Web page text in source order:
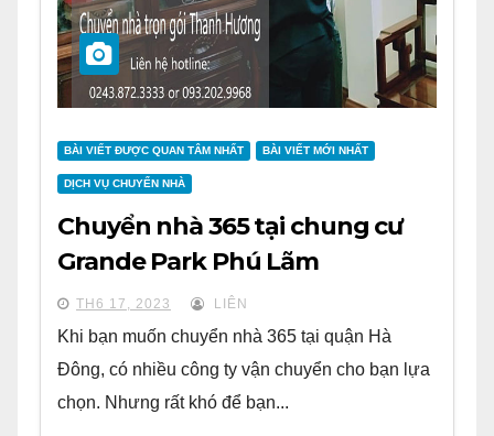
BÀI VIẾT ĐƯỢC QUAN TÂM NHẤT BÀI VIẾT MỚI NHẤT
DỊCH VỤ CHUYỂN NHÀ
Chuyển nhà 365 tại chung cư
Grande Park Phú Lãm
TH6 17, 2023 LIÊN
Khi bạn muốn chuyển nhà 365 tại quận Hà
Đông, có nhiều công ty vận chuyển cho bạn lựa
chọn. Nhưng rất khó để bạn...